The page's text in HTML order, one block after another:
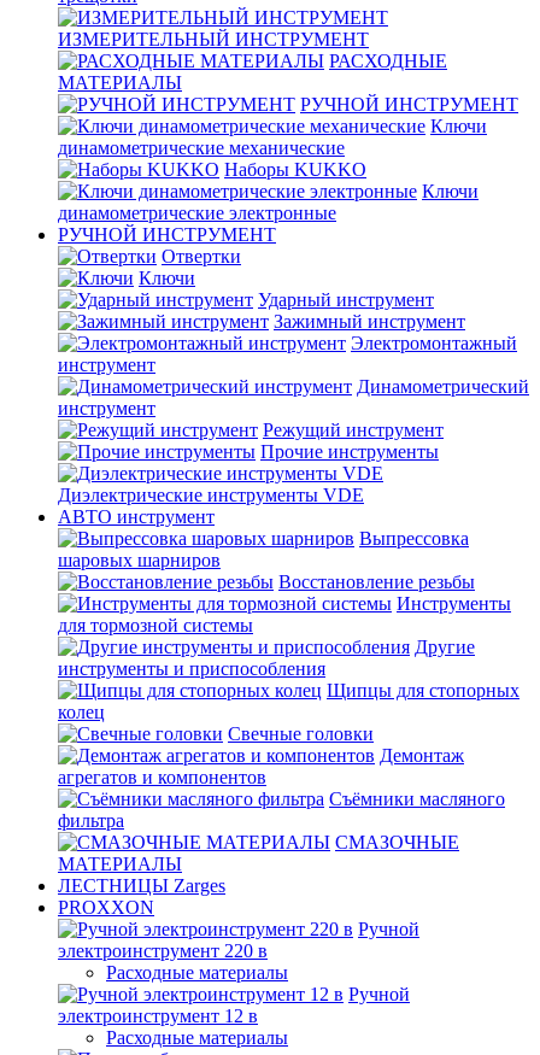
ИЗМЕРИТЕЛЬНЫЙ ИНСТРУМЕНТ
РАСХОДНЫЕ
МАТЕРИАЛЫ
РУЧНОЙ ИНСТРУМЕНТ
Ключи
динамометрические механические
Наборы KUKKO
Ключи
динамометрические электронные
РУЧНОЙ ИНСТРУМЕНТ
Отвертки
Ключи
Ударный инструмент
Зажимный инструмент
Электромонтажный
инструмент
Динамометрический
инструмент
Режущий инструмент
Прочие инструменты
Диэлектрические инструменты VDE
АВТО инструмент
Выпрессовка
шаровых шарниров
Восстановление резьбы
Инструменты
для тормозной системы
Другие
инструменты и приспособления
Щипцы для стопорных
колец
Свечные головки
Демонтаж
агрегатов и компонентов
Съёмники масляного
фильтра
СМАЗОЧНЫЕ
МАТЕРИАЛЫ
ЛЕСТНИЦЫ Zarges
PROXXON
Ручной
электроинструмент 220 в
Расходные материалы
Ручной
электроинструмент 12 в
Расходные материалы